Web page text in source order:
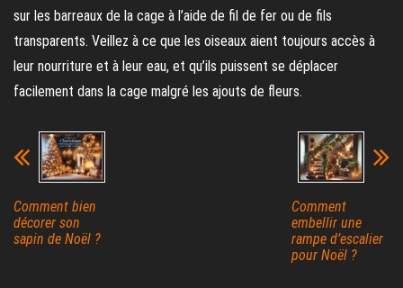
sur les barreaux de la cage à l’aide de fil de fer ou de fils
transparents. Veillez à ce que les oiseaux aient toujours accès à
leur nourriture et à leur eau, et qu’ils puissent se déplacer
facilement dans la cage malgré les ajouts de fleurs.
Comment bien
décorer son
sapin de Noël ?
Comment
embellir une
rampe d’escalier
pour Noël ?